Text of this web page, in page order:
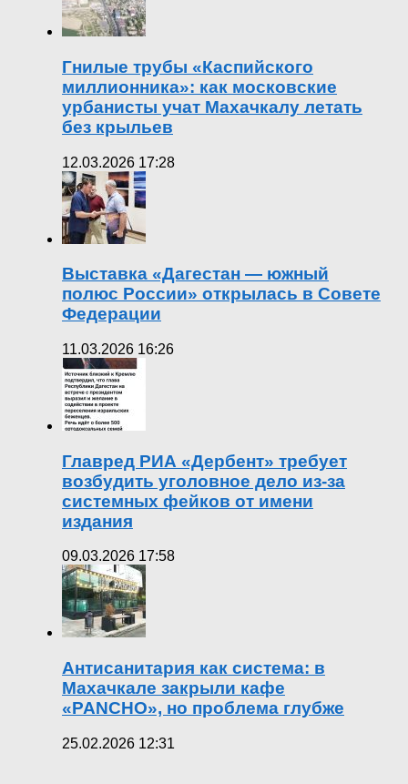
Гнилые трубы «Каспийского
миллионника»: как московские
урбанисты учат Махачкалу летать
без крыльев
12.03.2026 17:28
Выставка «Дагестан — южный
полюс России» открылась в Совете
Федерации
11.03.2026 16:26
Главред РИА «Дербент» требует
возбудить уголовное дело из-за
системных фейков от имени
издания
09.03.2026 17:58
Антисанитария как система: в
Махачкале закрыли кафе
«PANCHO», но проблема глубже
25.02.2026 12:31